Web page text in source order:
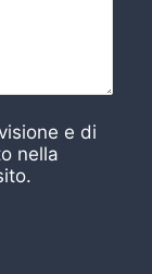
e di
nella